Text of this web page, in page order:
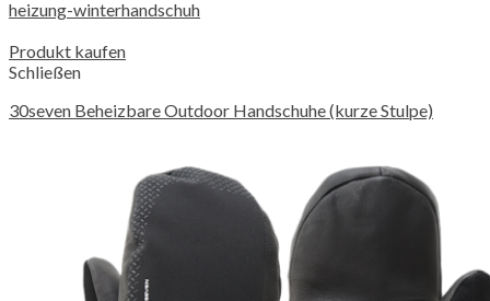
Produkt kaufen
Schließen
30seven Beheizbare Outdoor Handschuhe (kurze Stulpe)